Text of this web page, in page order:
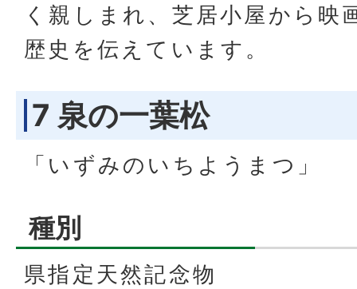
く親しまれ、芝居小屋から映
歴史を伝えています。
7 泉の一葉松
「いずみのいちようまつ」
種別
県指定天然記念物